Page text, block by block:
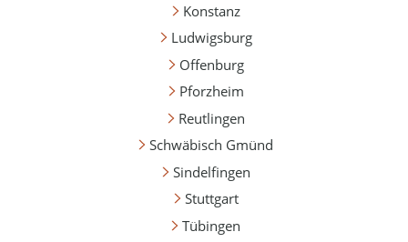
Konstanz
Ludwigsburg
Offenburg
Pforzheim
Reutlingen
Schwäbisch Gmünd
Sindelfingen
Stuttgart
Tübingen